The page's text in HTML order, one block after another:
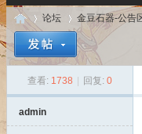
»
论坛
›
金豆石器-公告
查看: 1738 回复: 0
admin